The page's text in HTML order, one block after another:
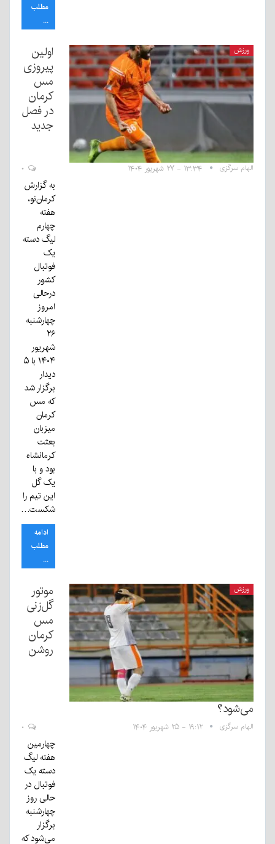
مطلب
...
ورزش
اولین
پیروزی
مس
کرمان
در فصل
جدید
الهام سرگزی ۱۳:۳۴ - ۲۷ شهریور ۱۴۰۴
به گزارش
کرمان‌نو،
هفته
چهارم
لیگ دسته
یک
فوتبال
کشور
درحالی
امروز
چهارشنبه
۲۶
شهریور
۱۴۰۴ با ۵
دیدار
برگزار شد
که مس
کرمان
میزبان
بعثت
کرمانشاه
بود و با
یک گل
این تیم را
شکست…
ادامه
مطلب
...
ورزش
موتور
گل‌زنی
مس
کرمان
روشن
می‌شود؟
الهام سرگزی ۱۹:۱۲ - ۲۵ شهریور ۱۴۰۴
چهارمین
هفته لیگ
دسته یک
فوتبال در
حالی روز
چهارشنبه
برگزار
می‌شود که